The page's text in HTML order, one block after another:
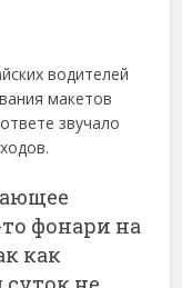
водителей
макетов
звучало
фонари на
как